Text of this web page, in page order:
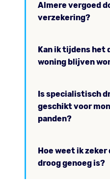
Almere vergoed
verzekering?
Kan ik tijdens het
woning blijven
Is specialistisch
geschikt voor
panden?
Hoe weet ik zeker
droog genoeg is?